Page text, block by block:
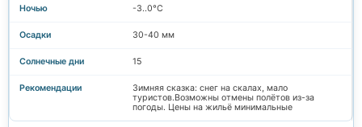
-3..0°C
30-40 мм
15
Зимняя сказка: снег на скалах, мало
туристов.Возможны отмены полётов из-за
погоды. Цены на жильё минимальные